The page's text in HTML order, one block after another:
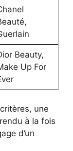
Beauty,
Up For
une
à la fois
d’un